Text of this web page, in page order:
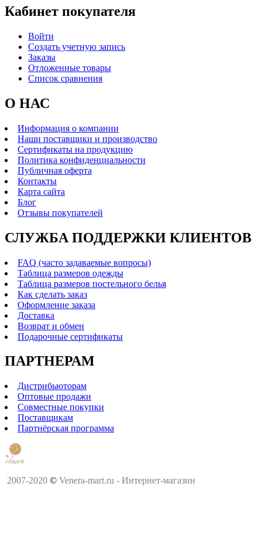
Кабинет покупателя
Войти
Создать учетную запись
Заказы
Отложенные товары
Список сравнения
О НАС
Информация о компании
Наши поставщики и производство
Сертификаты на продукцию
Политика конфиденциальности
Публичная оферта
Контакты
Карта сайта
Блог
Отзывы покупателей
СЛУЖБА ПОДДЕРЖКИ КЛИЕНТОВ
FAQ (часто задаваемые вопросы)
Таблица размеров одежды
Таблица размеров постельного белья
Как сделать заказ
Оформление заказа
Доставка
Возврат и обмен
Подарочные сертификаты
ПАРТНЕРАМ
Дистрибьюторам
Оптовые продажи
Совместные покупки
Поставщикам
Партнёрская программа
2007-2020 © Venera-mart.ru - Интернет-магазин